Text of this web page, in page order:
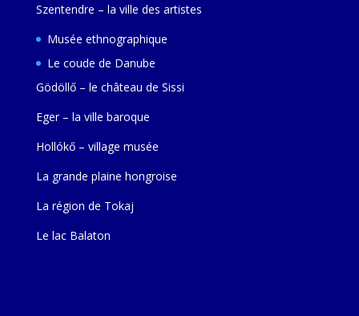
Szentendre – la ville des artistes
Musée ethnographique
Le coude de Danube
Gödöllő – le château de Sissi
Eger – la ville baroque
Hollókő – village musée
La grande plaine hongroise
La région de Tokaj
Le lac Balaton